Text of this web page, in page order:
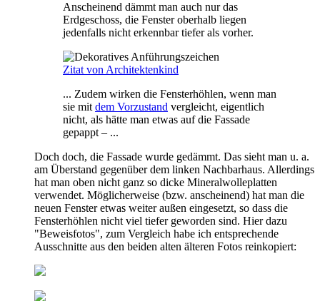
Anscheinend dämmt man auch nur das
Erdgeschoss, die Fenster oberhalb liegen
jedenfalls nicht erkennbar tiefer als vorher.
Zitat von Architektenkind
... Zudem wirken die Fensterhöhlen, wenn man
sie mit dem Vorzustand vergleicht, eigentlich
nicht, als hätte man etwas auf die Fassade
gepappt – ...
Doch doch, die Fassade wurde gedämmt. Das sieht man u. a.
am Überstand gegenüber dem linken Nachbarhaus. Allerdings
hat man oben nicht ganz so dicke Mineralwolleplatten
verwendet. Möglicherweise (bzw. anscheinend) hat man die
neuen Fenster etwas weiter außen eingesetzt, so dass die
Fensterhöhlen nicht viel tiefer geworden sind. Hier dazu
"Beweisfotos", zum Vergleich habe ich entsprechende
Ausschnitte aus den beiden alten älteren Fotos reinkopiert: